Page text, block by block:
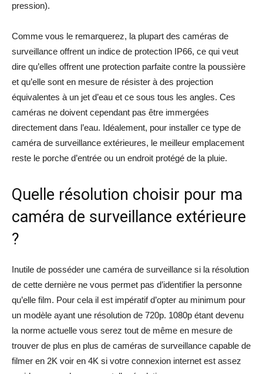
pression).
Comme vous le remarquerez, la plupart des caméras de
surveillance offrent un indice de protection IP66, ce qui veut
dire qu’elles offrent une protection parfaite contre la poussière
et qu’elle sont en mesure de résister à des projection
équivalentes à un jet d’eau et ce sous tous les angles. Ces
caméras ne doivent cependant pas être immergées
directement dans l’eau. Idéalement, pour installer ce type de
caméra de surveillance extérieures, le meilleur emplacement
reste le porche d’entrée ou un endroit protégé de la pluie.
Quelle résolution choisir pour ma
caméra de surveillance extérieure
?
Inutile de posséder une caméra de surveillance si la résolution
de cette dernière ne vous permet pas d’identifier la personne
qu’elle film. Pour cela il est impératif d’opter au minimum pour
un modèle ayant une résolution de 720p. 1080p étant devenu
la norme actuelle vous serez tout de même en mesure de
trouver de plus en plus de caméras de surveillance capable de
filmer en 2K voir en 4K si votre connexion internet est assez